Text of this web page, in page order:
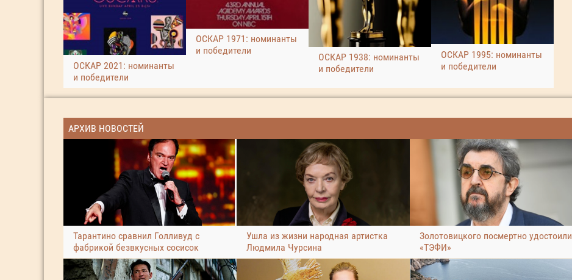
ОСКАР 2021: номинанты
и победители
ОСКАР 1971: номинанты
и победители
ОСКАР 1938: номинанты
и победители
ОСКАР 1995: номинанты
и победители
АРХИВ НОВОСТЕЙ
Тарантино сравнил Голливуд с
фабрикой безвкусных сосисок
Ушла из жизни народная артистка
Людмила Чурсина
Золотовицкого посмертно удостоили
«ТЭФИ»